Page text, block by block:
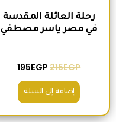
رحلة العائلة المقدسة
في مصر ياسر مصطفي
215EGP
195EGP
إضافة إلى السلة